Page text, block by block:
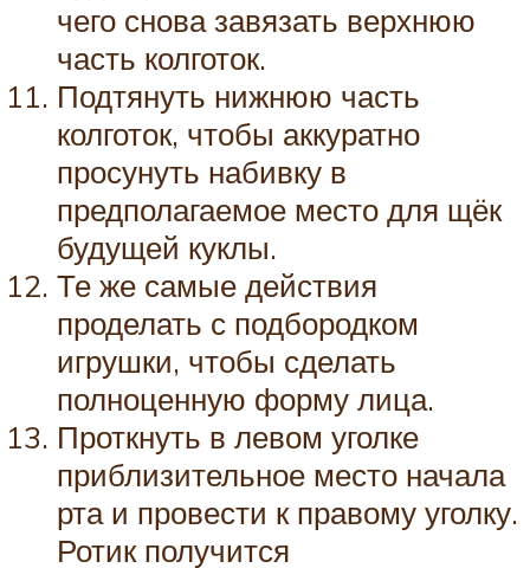
чего снова завязать верхнюю
часть колготок.
Подтянуть нижнюю часть
колготок, чтобы аккуратно
просунуть набивку в
предполагаемое место для щёк
будущей куклы.
Те же самые действия
проделать с подбородком
игрушки, чтобы сделать
полноценную форму лица.
Проткнуть в левом уголке
приблизительное место начала
рта и провести к правому уголку.
Ротик получится